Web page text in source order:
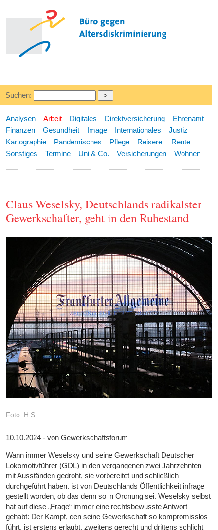
Suchen:
Analysen Arbeit Digitales Direktversicherung
Ehrenamt
Finanzen
Gesundheit Image Internationales
Justiz
Kartographie
Pandemisches Pflege Reiserei
Rente
Sonstiges
Termine Uni & Co. Versicherungen Wohnen
Claus Weselsky, Deutschlands radikalster
Gewerkschafter, geht in den Ruhestand
Foto: H.S.
10.10.2024 - von Gewerkschaftsforum
Wann immer Weselsky und seine Gewerkschaft Deutscher
Lokomotivführer (GDL) in den vergangenen zwei Jahrzehnten
mit Ausständen gedroht, sie vorbereitet und schließlich
durchgeführt haben, ist von Deutschlands Öffentlichkeit infrage
gestellt worden, ob das denn so in Ordnung sei. Weselsky selbst
hat auf diese „Frage“ immer eine rechtsbewusste Antwort
gehabt: Der Kampf, den seine Gewerkschaft so kompromisslos
führt, ist erstens erlaubt, zweitens gerecht und drittens schlicht